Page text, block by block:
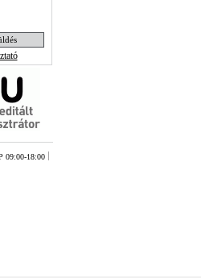
09:00-18:00